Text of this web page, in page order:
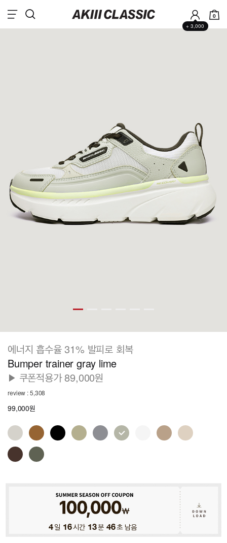
+ 3,000
0
에너지 흡수율 31% 발피로 회복
Bumper trainer gray lime
▶ 쿠폰적용가 89,000원
review : 5,308
99,000원
4일 16시간 13분 43초 남음